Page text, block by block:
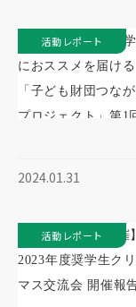
2024.01.31
活動レポート
活動レポート